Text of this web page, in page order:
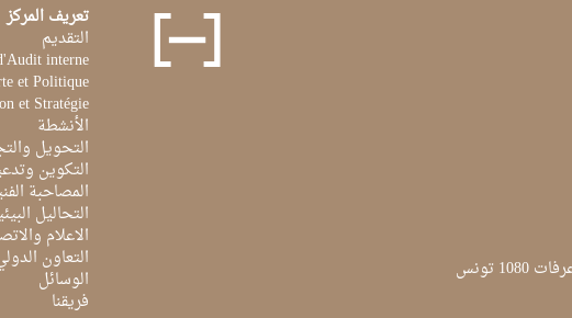
تونس
تعريف المركز
التقديم
interne
et Politique
et Stratégie
الأنشطة
التحويل
التكوين
المصاحبة
التحاليل
الاعلام
التعاون
الوسائل
فريقنا